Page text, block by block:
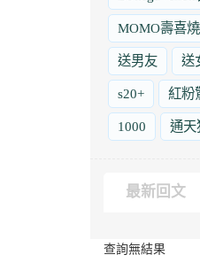
MOMO壽喜燒
送男友 送
s20+ 紅粉
1000 通天
最新回文
查詢無結果